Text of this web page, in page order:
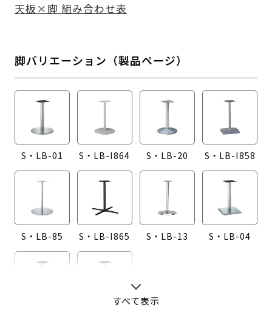
天板×脚 組み合わせ表
脚バリエーション（製品ページ）
S・LB-01 S・LB-I864 S・LB-20 S・LB-I858
S・LB-85 S・LB-I865 S・LB-13 S・LB-04
すべて表示